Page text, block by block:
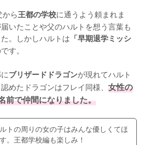
ら王都の学校に通うよう頼まれま
いたことや父のハルトを想う言葉も
。しかしハルトは 「早期退学ミッシ
す。
ブリザードドラゴンが現れてハルト
めたドラゴンはフレイ同様、 女性の
前で仲間になりました。
トの周りの女の子はみんな優しくてほ
。王都学校編も楽しみ！